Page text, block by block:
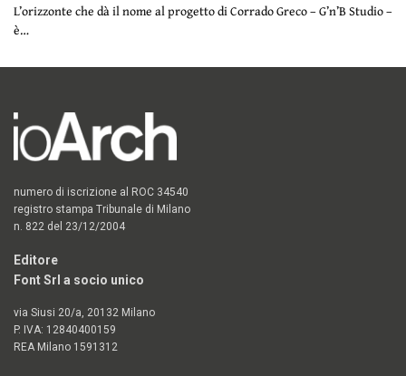
L’orizzonte che dà il nome al progetto di Corrado Greco – G’n’B Studio –
è…
numero di iscrizione al ROC 34540
registro stampa Tribunale di Milano
n. 822 del 23/12/2004
Editore
Font Srl a socio unico
via Siusi 20/a, 20132 Milano
P. IVA: 12840400159
REA Milano 1591312